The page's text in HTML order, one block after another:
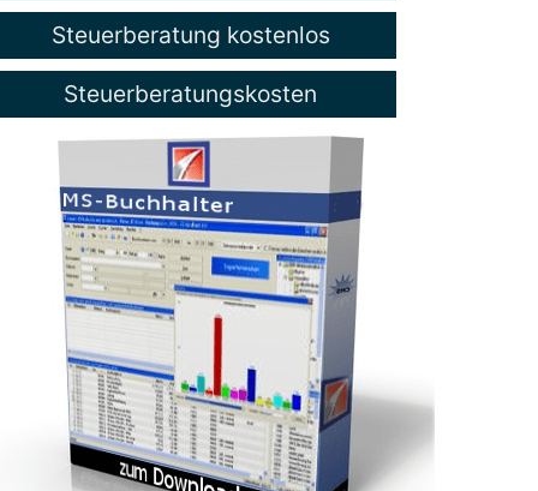
Steuerberatung kostenlos
Steuerberatungskosten